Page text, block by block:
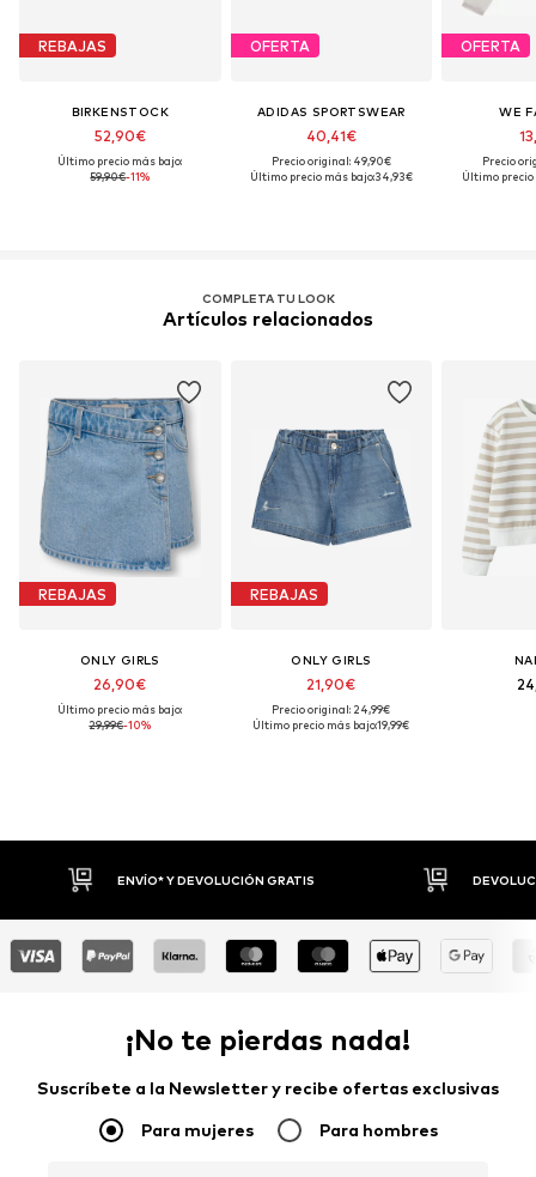
REBAJAS
BIRKENSTOCK
52,90€
Último precio más bajo:
59,90€-11%
OFERTA
ADIDAS SPORTSWEAR
40,41€
Precio original: 49,90€
Último precio más bajo:34,93€
OFERTA
WE
Precio
Último precio
COMPLETA TU LOOK
Artículos relacionados
REBAJAS
ONLY GIRLS
26,90€
Último precio más bajo:
29,99€-10%
REBAJAS
ONLY GIRLS
21,90€
Precio original: 24,99€
Último precio más bajo:19,99€
DEVOLUCIONES HASTA 30 DÍAS
¡No te pierdas nada!
Suscríbete a la Newsletter y recibe ofertas exclusivas
Para mujeres Para hombres